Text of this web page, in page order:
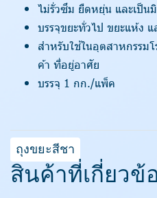
ไม่รั่วซึม ยืดหยุ่น และเป็น
บรรจุขยะทั่วไป ขยะแห้ง แ
สำหรับใช้ในอุตสาหกรรม
ค้า ที่อยู่อาศัย
บรรจุ 1 กก./แพ็ค
ถุงขยะสีชา
สินค้าที่เกี่ยวข้